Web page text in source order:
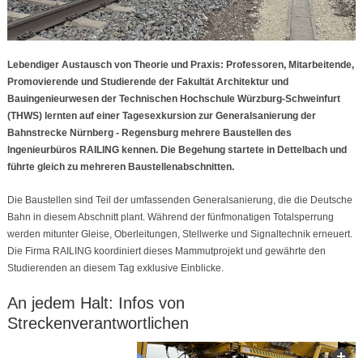
Lebendiger Austausch von Theorie und Praxis: Professoren, Mitarbeitende,
Promovierende und Studierende der Fakultät Architektur und
Bauingenieurwesen der Technischen Hochschule Würzburg-Schweinfurt
(THWS) lernten auf einer Tagesexkursion zur Generalsanierung der
Bahnstrecke Nürnberg - Regensburg mehrere Baustellen des
Ingenieurbüros RAILING kennen. Die Begehung startete in Dettelbach und
führte gleich zu mehreren Baustellenabschnitten.
Die Baustellen sind Teil der umfassenden Generalsanierung, die die Deutsche
Bahn in diesem Abschnitt plant. Während der fünfmonatigen Totalsperrung
werden mitunter Gleise, Oberleitungen, Stellwerke und Signaltechnik erneuert.
Die Firma RAILING koordiniert dieses Mammutprojekt und gewährte den
Studierenden an diesem Tag exklusive Einblicke.
An jedem Halt: Infos von
Streckenverantwortlichen